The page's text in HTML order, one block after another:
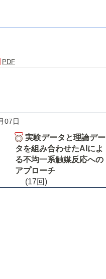
PDF
07日
実験データと理論デー
タを組み合わせたAIによ
る不均一系触媒反応への
アプローチ
(17回)